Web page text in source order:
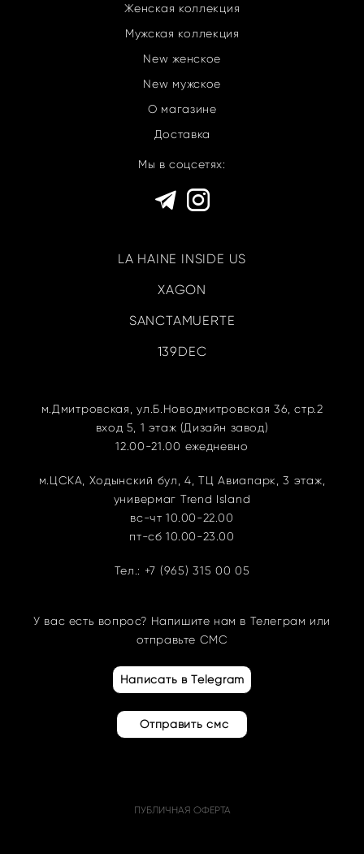
Женская коллекция
Мужская коллекция
New женское
New мужское
О магазине
Доставка
Мы в соцсетях:
LA HAINE INSIDE US
XAGON
SANCTAMUERTE
139DEC
м.Дмитровская, ул.Б.Новодмитровская 36, стр.2
вход 5, 1 этаж (Дизайн завод)
12.00-21.00 ежедневно
м.ЦСКА, Ходынский бул, 4, ТЦ Авиапарк, 3 этаж,
универмаг Trend Island
вс-чт 10.00-22.00
пт-сб 10.00-23.00
Тел.: +7 (965) 315 00 05
У вас есть вопрос? Напишите нам в Телеграм или
отправьте СМС
Написать в Telegram
Отправить смс
ПУБЛИЧНАЯ ОФЕРТА